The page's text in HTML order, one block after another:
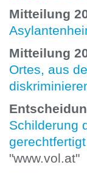
Mitteilung
Mitteilung
Ortes, aus
Schilderung
gerechtfertigt
"www.vol.at"